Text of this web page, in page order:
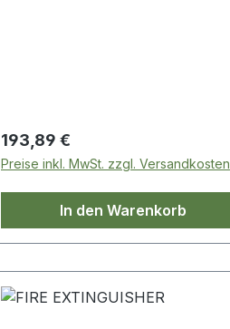
Regulärer Preis:
193,89 €
Preise inkl. MwSt. zzgl. Versandkosten
In den Warenkorb